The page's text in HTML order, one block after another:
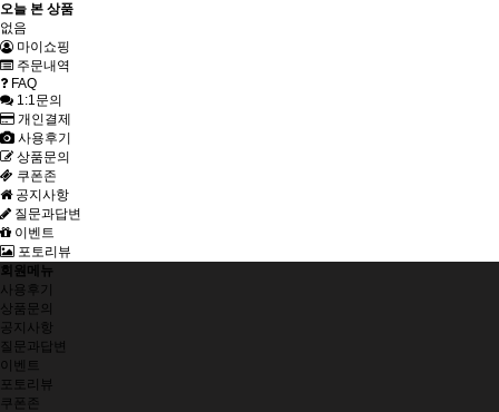
오늘 본 상품
없음
마이쇼핑
주문내역
FAQ
1:1문의
개인결제
사용후기
상품문의
쿠폰존
공지사항
질문과답변
이벤트
포토리뷰
회원메뉴
사용후기
상품문의
공지사항
질문과답변
이벤트
포토리뷰
쿠폰존